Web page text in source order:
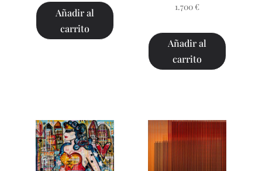
Añadir al
carrito
1.700 €
Añadir al
carrito